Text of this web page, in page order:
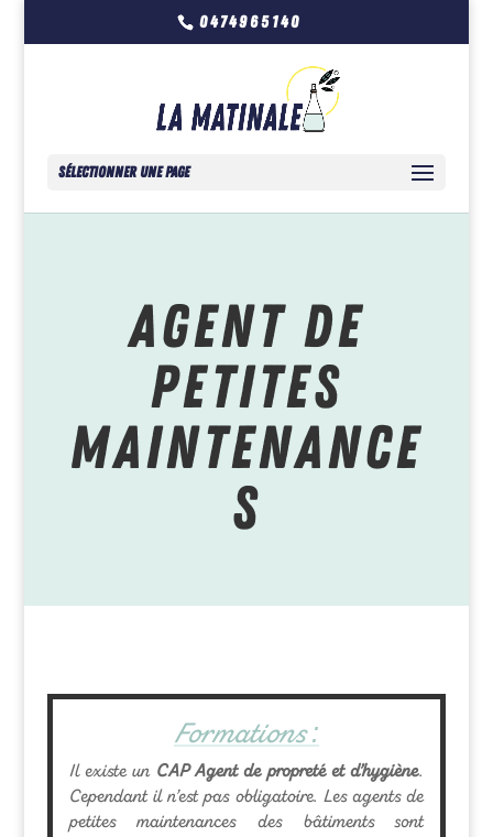
0474965140
Sélectionner une page
Agent de
petites
maintenance
s
Formations :
Il existe un CAP Agent de propreté et d’hygiène.
Cependant il n’est pas obligatoire. Les agents de
petites maintenances des bâtiments sont